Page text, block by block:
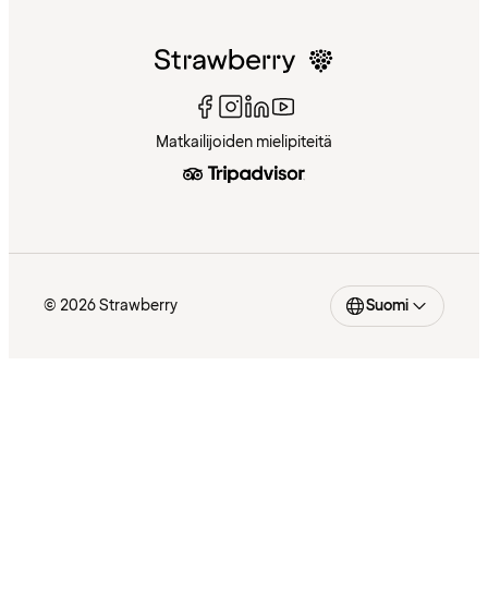
Matkailijoiden mielipiteitä
© 2026 Strawberry Suomi